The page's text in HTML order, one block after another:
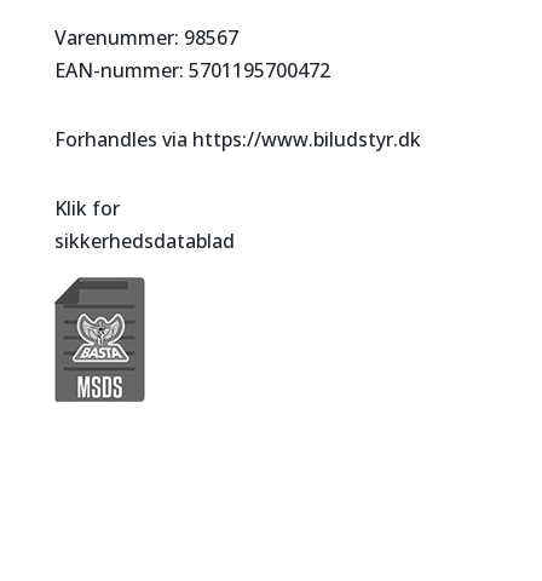
Varenummer: 98567
EAN-nummer: 5701195700472
Forhandles via https://www.biludstyr.dk
Klik for
sikkerhedsdatablad